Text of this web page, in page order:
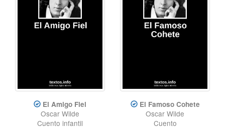
El Amigo Fiel
Oscar Wilde
Cuento infantil
El Famoso Cohete
Oscar Wilde
Cuento